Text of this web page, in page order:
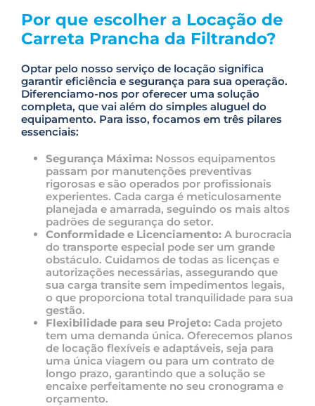
Por que escolher a Locação de
Carreta Prancha da Filtrando?
Optar pelo nosso serviço de locação significa
garantir eficiência e segurança para sua operação.
Diferenciamo-nos por oferecer uma solução
completa, que vai além do simples aluguel do
equipamento. Para isso, focamos em três pilares
essenciais:
Segurança Máxima: Nossos equipamentos
passam por manutenções preventivas
rigorosas e são operados por profissionais
experientes. Cada carga é meticulosamente
planejada e amarrada, seguindo os mais altos
padrões de segurança do setor.
Conformidade e Licenciamento: A burocracia
do transporte especial pode ser um grande
obstáculo. Cuidamos de todas as licenças e
autorizações necessárias, assegurando que
sua carga transite sem impedimentos legais,
o que proporciona total tranquilidade para sua
gestão.
Flexibilidade para seu Projeto: Cada projeto
tem uma demanda única. Oferecemos planos
de locação flexíveis e adaptáveis, seja para
uma única viagem ou para um contrato de
longo prazo, garantindo que a solução se
encaixe perfeitamente no seu cronograma e
orçamento.